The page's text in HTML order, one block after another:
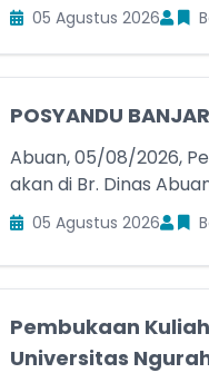
05 Agustus 2026
POSYANDU
Abuan, 05/08/2026,
akan di Br. Dinas
05 Agustus 2026
Pembukaan
Universitas